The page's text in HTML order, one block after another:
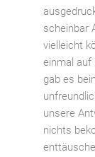
scheinbar
vielleicht
einmal auf
gab es
unsere
nichts